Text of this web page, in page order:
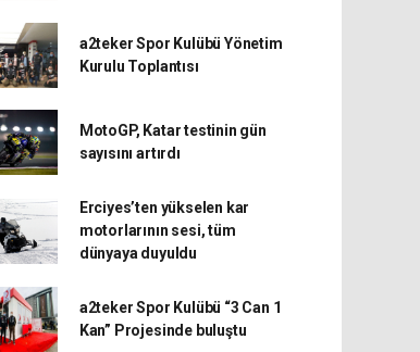
a2teker Spor Kulübü Yönetim
Kurulu Toplantısı
MotoGP, Katar testinin gün
sayısını artırdı
Erciyes’ten yükselen kar
motorlarının sesi, tüm
dünyaya duyuldu
a2teker Spor Kulübü “3 Can 1
Kan” Projesinde buluştu